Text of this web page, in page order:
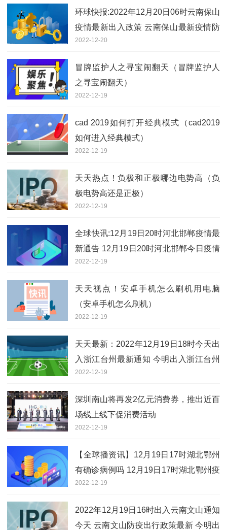
环球快报:2022年12月20日06时云南保山
疫情最新出入政策 云南保山最新疫情防
疫措施举措
2022-12-20
冒牌监护人之寻宝闹翻天（冒牌监护人
之寻宝闹翻天）
2022-12-19
cad 2019如何打开经典模式（cad2019
如何进入经典模式）
2022-12-19
天天热点！负极和正极哪边电势高（负
极电势高还是正极）
2022-12-19
全球快讯:12月19日20时河北邯郸疫情最
新通告 12月19日20时河北邯郸今日疫情
最新消息
2022-12-19
天天视点！安卓手机怎么刷机用电脑
（安卓手机怎么刷机）
2022-12-19
天天最新：2022年12月19日18时今天出
入浙江台州最新通知 今明出入浙江台州
最新政策规定通知
2022-12-19
深圳南山将再发2亿元消费券，推出近百
场线上线下促消费活动
2022-12-19
【全球播资讯】12月19日17时湖北鄂州
有确诊病例吗 12月19日17时湖北鄂州疫
情实时最新通报
2022-12-19
2022年12月19日16时出入云南文山通知
今天 云南文山防疫出行政策最新 今明出